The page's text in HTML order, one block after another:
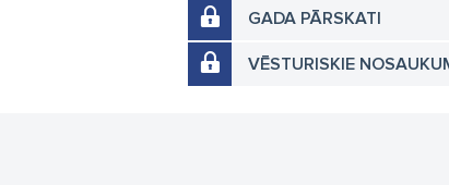
GADA PĀRSKATI
VĒSTURISKIE